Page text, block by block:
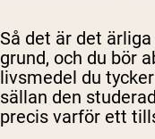
Så det är det
grund, och du bör
livsmedel du
sällan den
precis varför ett